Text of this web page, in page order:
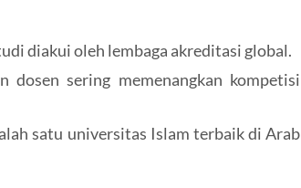
diakui oleh lembaga akreditasi global.
dosen sering memenangkan kompetisi
satu universitas Islam terbaik di Arab